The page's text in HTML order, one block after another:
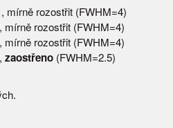
, mírně rozostřit (FWHM=4)
mírně rozostřit (FWHM=4)
mírně rozostřit (FWHM=4)
zaostřeno (FWHM=2.5)